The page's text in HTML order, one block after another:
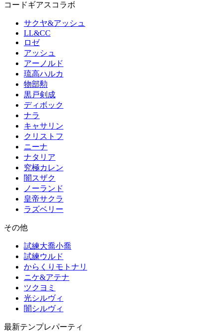
コードギアスコラボ
サクヤ&アッシュ
LL&CC
ロゼ
アッシュ
アーノルド
琉高ハルカ
物部勲
黒戸剣成
ディボック
ナラ
キャサリン
クリストフ
ニーナ
ナタリア
究極カレン
闇スザク
ノーランド
皇帝サクラ
ラズベリー
その他
試練大喬小喬
試練ウルド
からくりモトナリ
ニケ&アテナ
ツクヨミ
光シルヴィ
闇シルヴィ
最新テンプレパーティ